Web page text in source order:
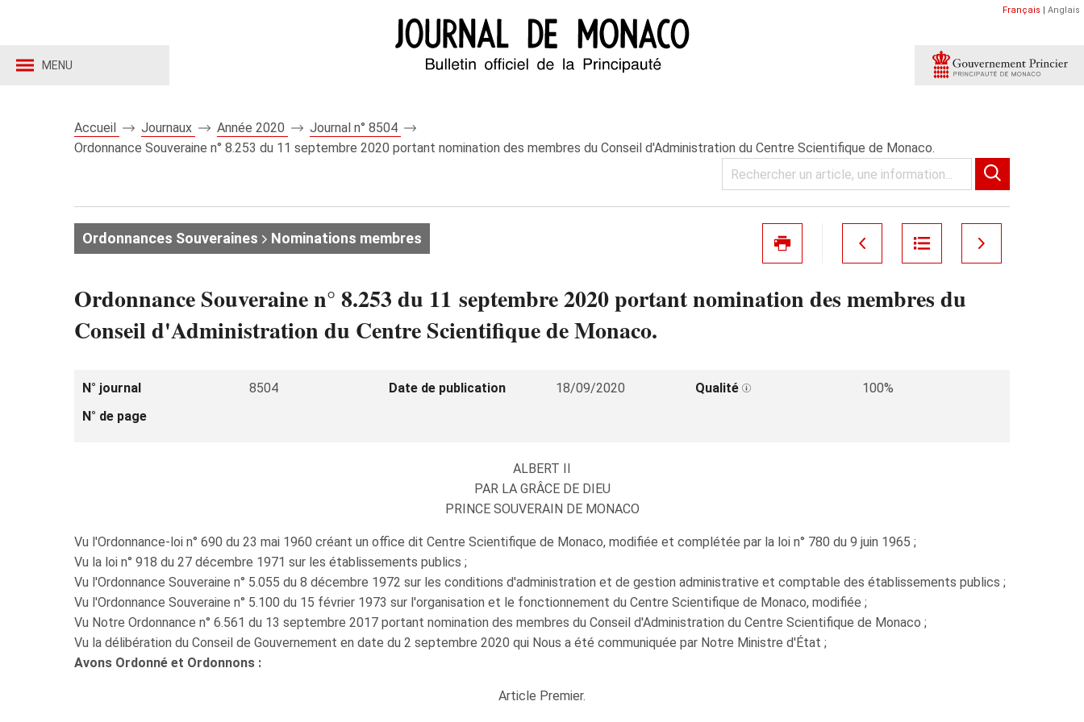
MENU
Français | Anglais
Accueil Journaux Année 2020
Journal n° 8504
Ordonnance Souveraine n° 8.253 du 11 septembre 2020 portant nomination des membres du Conseil d'Administration du Centre Scientifique de Monaco.
Ordonnances Souveraines Nominations membres
Ordonnance Souveraine n° 8.253 du 11 septembre 2020 portant nomination des membres du
Conseil d'Administration du Centre Scientifique de Monaco.
N° journal 8504 Date de publication 18/09/2020 Qualité
100%
N° de page
ALBERT II
PAR LA GRÂCE DE DIEU
PRINCE SOUVERAIN DE MONACO
Vu l'Ordonnance-loi n° 690 du 23 mai 1960 créant un office dit Centre Scientifique de Monaco, modifiée et complétée par la loi n° 780 du 9 juin 1965 ;
Vu la loi n° 918 du 27 décembre 1971 sur les établissements publics ;
Vu l'Ordonnance Souveraine n° 5.055 du 8 décembre 1972 sur les conditions d'administration et de gestion administrative et comptable des établissements publics ;
Vu l'Ordonnance Souveraine n° 5.100 du 15 février 1973 sur l'organisation et le fonctionnement du Centre Scientifique de Monaco, modifiée ;
Vu Notre Ordonnance n° 6.561 du 13 septembre 2017 portant nomination des membres du Conseil d'Administration du Centre Scientifique de Monaco ;
Vu la délibération du Conseil de Gouvernement en date du 2 septembre 2020 qui Nous a été communiquée par Notre Ministre d'État ;
Avons Ordonné et Ordonnons :
Article Premier.